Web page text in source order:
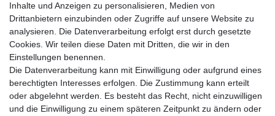
Rechtliches
Widerrufsrecht
Datenschutzerklärung
Service
Kontakt
Inhalte und Anzeigen zu personalisieren, Medien von
Drittanbietern einzubinden oder Zugriffe auf unsere Website zu
analysieren. Die Datenverarbeitung erfolgt erst durch gesetzte
Cookies. Wir teilen diese Daten mit Dritten, die wir in den
Einstellungen benennen.
Die Datenverarbeitung kann mit Einwilligung oder aufgrund eines
berechtigten Interesses erfolgen. Die Zustimmung kann erteilt
oder abgelehnt werden. Es besteht das Recht, nicht einzuwilligen
und die Einwilligung zu einem späteren Zeitpunkt zu ändern oder